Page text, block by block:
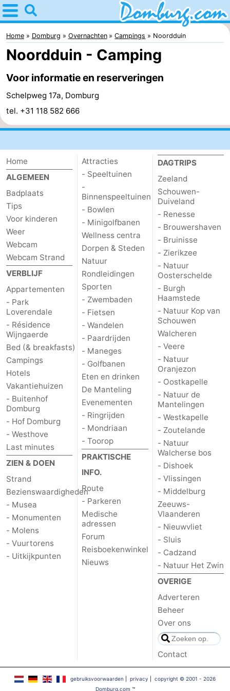
Home
Domburg
Tips
Voor
Webcam
Webcam
Strand
Overnachten
Appartementen
-
Park
Loverendale
-
Résidence
Wijngaerde
Bed
(&
breakfasts)
Campings
Hotels
Vakantiehuizen
-
Buitenhof
Domburg
-
Hof
-
minutes
Strand
Zien
&
doen
Bezienswaardigheden
-
Musea
-
Speeltuinen
Home Domburg Overnachten Campings Noordduin
Noordduin - Camping
Voor informatie en reserveringen
Schelpweg 17a, Domburg
tel. +31 118 582 666
Home
ALGEMEEN
Badplaats
Tips
Voor kinderen
Weer
Webcam
Webcam Strand
VERBLIJF
Appartementen
- Park
Loverendale
- Résidence
Wijngaerde
Bed (& breakfasts)
Campings
Hotels
Vakantiehuizen
- Buitenhof
Domburg
- Hof Domburg
- Westhove
Last minutes
ZIEN & DOEN
Strand
Bezienswaardigheden
- Musea
- Monumenten
- Molens
- Vuurtorens
- Uitkijkpunten
Attracties
- Speeltuinen
-
Binnenspeeltuinen
- Bowlen
- Minigolfbanen
Wellness centra
Dorpen & Steden
Natuur
Rondleidingen
Sporten
- Zwembaden
- Fietsen
- Wandelen
- Paardrijden
- Maneges
- Golfbanen
Eten en drinken
De Manteling
Evenementen
- Ringrijden
- Mondriaan
- Toorop
PRAKTISCHE
INFO.
Route
- Parkeren
Medische
adressen
Forum
Reisboekenwinkel
Nieuws
DAGTRIPS
Zeeland
Schouwen-
Duiveland
- Renesse
- Brouwershaven
- Bruinisse
- Zierikzee
- Natuur
Oosterschelde
- Burgh
Haamstede
- Natuur Kop van
Schouwen
Walcheren
- Veere
- Natuur
Oranjezon
- Oostkapelle
- Natuur de
Mantelingen
- Westkapelle
- Zoutelande
- Natuur
Walcherse bos
- Dishoek
- Vlissingen
- Middelburg
Zeeuws-
Vlaanderen
- Nieuwvliet
- Sluis
- Cadzand
- Natuur Het Zwin
OVERIGE
Adverteren
Beheer
Over ons
Contact
gebruiksvoorwaarden privacy
copyright © 2001 - 2026
Domburg.com ™